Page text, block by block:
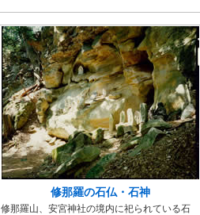
修那羅の石仏・石神
修那羅山、安宮神社の境内に祀られている石